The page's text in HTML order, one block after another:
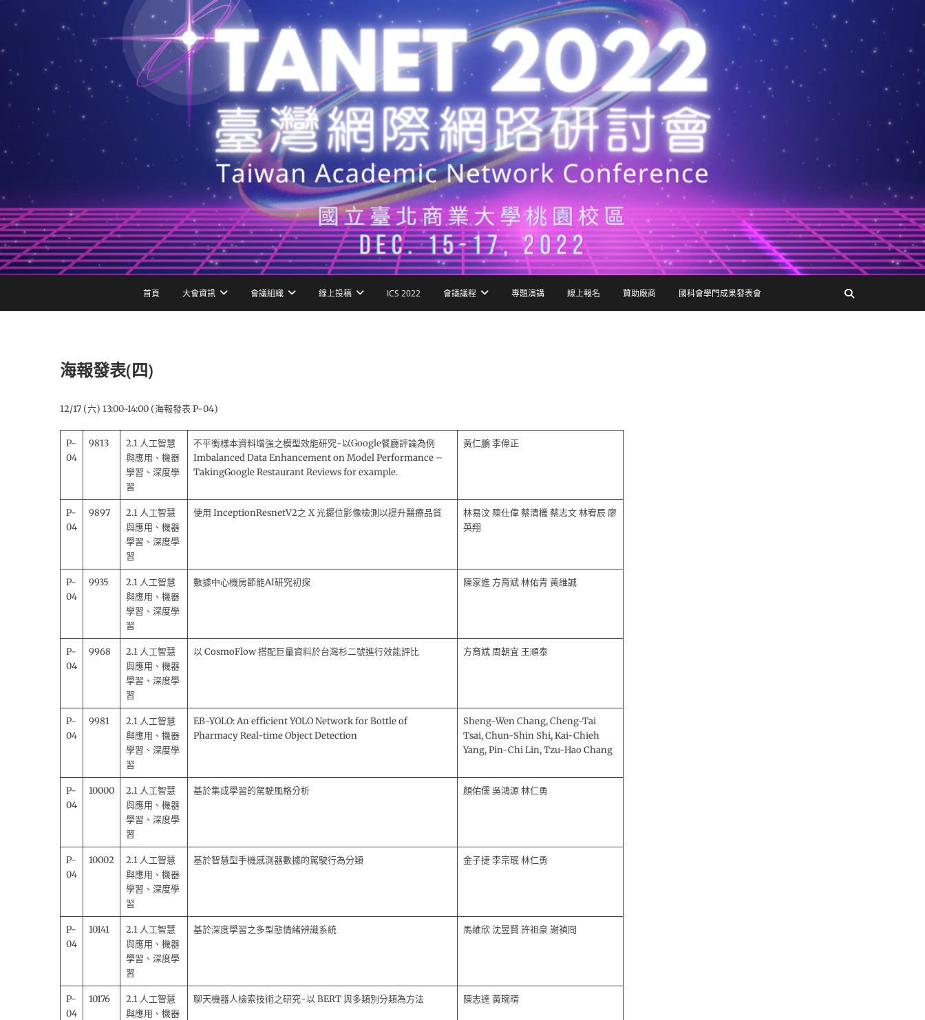
要
首頁 大會資訊 會議組織 線上投稿 ICS 2022 會議議程 專題演講 線上報名 贊助廠商 國科會學門成果發表會
海報發表(四)
12/17 (六) 13:00~14:00 (海報發表 P-04)
P-
04
9813
2.1 人工智慧
與應用、機器
學習、深度學
習
不平衡樣本資料增強之模型效能研究-以Google餐廳評論為例
Imbalanced Data Enhancement on Model Performance –
TakingGoogle Restaurant Reviews for example.
黃仁鵬 李偉正
P-
04
9897
2.1 人工智慧
與應用、機器
學習、深度學
習
使用 InceptionResnetV2之 X 光擺位影像檢測以提升醫療品質
林易汶 陳仕偉 蔡清欉 蔡志文 林宥辰 廖
英翔
P-
04
9935
2.1 人工智慧
與應用、機器
學習、深度學
習
數據中心機房節能AI研究初探 陳家進 方育斌 林佑青 黃維誠
P-
04
9968
2.1 人工智慧
與應用、機器
學習、深度學
習
以 CosmoFlow 搭配巨量資料於台灣杉二號進行效能評比 方育斌 周朝宜 王順泰
P-
04
9981
2.1 人工智慧
與應用、機器
學習、深度學
習
EB-YOLO: An efficient YOLO Network for Bottle of
Pharmacy Real-time Object Detection
Sheng-Wen Chang, Cheng-Tai
Tsai, Chun-Shin Shi, Kai-Chieh
Yang, Pin-Chi Lin, Tzu-Hao Chang
P-
04
10000
2.1 人工智慧
與應用、機器
學習、深度學
習
基於集成學習的駕駛風格分析 顏佑儒 吳鴻源 林仁勇
P-
04
10002
2.1 人工智慧
與應用、機器
學習、深度學
習
基於智慧型手機感測器數據的駕駛行為分類 金子捷 李宗珉 林仁勇
P-
04
10141
2.1 人工智慧
與應用、機器
學習、深度學
習
基於深度學習之多型態情緒辨識系統 馬維欣 沈昱賢 許祖豪 謝禎冏
P-
04
10176
2.1 人工智慧
與應用、機器
聊天機器人檢索技術之研究-以 BERT 與多類別分類為方法 陳志達 黃琬晴